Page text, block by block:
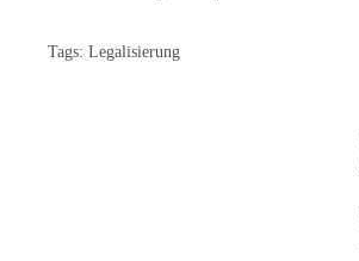
Tags: Legalisierung